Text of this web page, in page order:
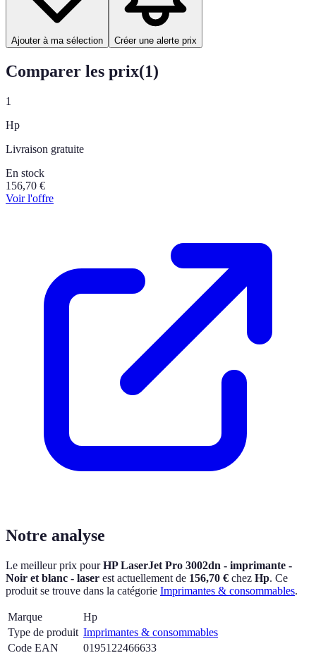
Ajouter à ma sélection Créer une alerte prix
Comparer les prix(1)
1
Hp
Livraison gratuite
En stock
156,70 €
Voir l'offre
Notre analyse
Le meilleur prix pourHP LaserJet Pro 3002dn - imprimante -
Noir et blanc - laser est actuellement de 156,70 € chez Hp. Ce
produit se trouve dans la catégorie Imprimantes & consommables.
Marque
Hp
Type de produit Imprimantes & consommables
Code EAN
0195122466633